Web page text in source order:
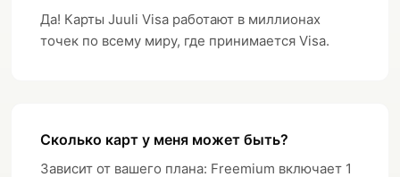
Да! Карты Juuli Visa работают в миллионах
точек по всему миру, где принимается Visa.
Сколько карт у меня может быть?
Зависит от вашего плана: Freemium включает 1